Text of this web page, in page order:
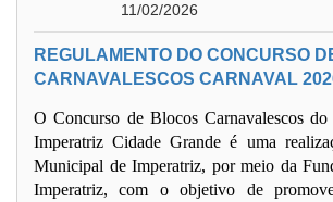
11/02/2026
REGULAMENTO DO CONCURSO
CARNAVALESCOS CARNAVAL
O Concurso de Blocos Carnavalescos
Imperatriz Cidade Grande é uma
Municipal de Imperatriz, por meio da
Imperatriz, com o objetivo de